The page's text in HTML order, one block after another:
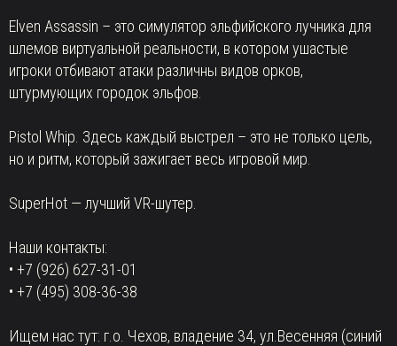
Elven Assassin – это симулятор эльфийского лучника для
шлемов виртуальной реальности, в котором ушастые
игроки отбивают атаки различны видов орков,
штурмующих городок эльфов.
Pistol Whip. Здесь каждый выстрел – это не только цель,
но и ритм, который зажигает весь игровой мир.
SuperHot — лучший VR-шутер.
Наши контакты:
• +7 (926) 627-31-01
• +7 (495) 308-36-38
Ищем нас тут: г.о. Чехов, владение 34, ул.Весенняя (синий